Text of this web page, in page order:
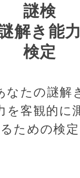
謎検
解き能
検定
なたの謎解
を客観的に
るための検定